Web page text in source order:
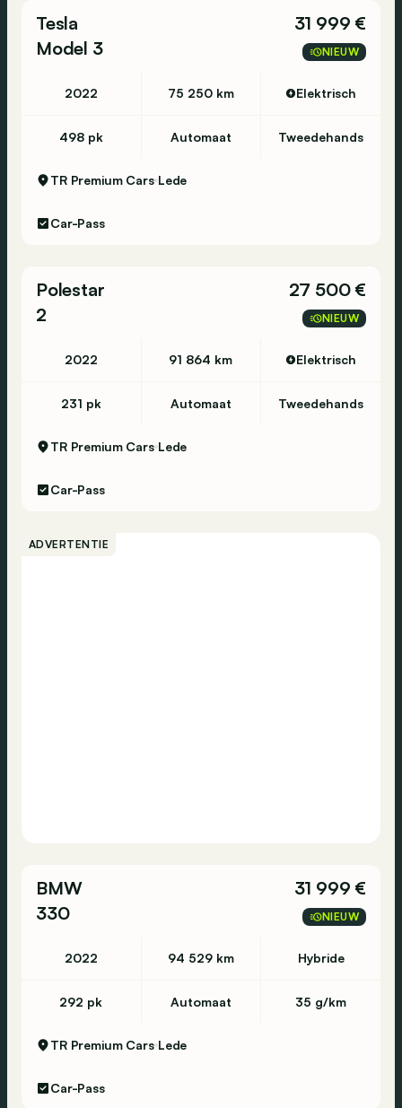
Tesla
Model 3
31 999 €
NIEUW
2022 75 250 km Elektrisch
498 pk Automaat Tweedehands
TR Premium Cars Lede
Car-Pass
Polestar
2
27 500 €
NIEUW
2022 91 864 km Elektrisch
231 pk Automaat Tweedehands
TR Premium Cars Lede
Car-Pass
ADVERTENTIE
BMW
330
31 999 €
NIEUW
2022 94 529 km Hybride
292 pk Automaat 35 g/km
TR Premium Cars Lede
Car-Pass